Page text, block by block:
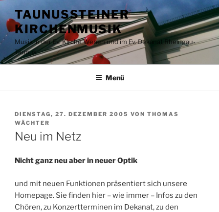
Inhalt
springen
TAUNUSSTEINER
KIRCHENMUSIK
Musik in der Ev. Kirche Wehen und im Ev. Dekanat Rheingau-
Taunus
Menü
VERÖFFENTLICHT
AM
DIENSTAG, 27. DEZEMBER 2005 VON THOMAS
WÄCHTER
Neu im Netz
Nicht ganz neu aber in neuer Optik
und mit neuen Funktionen präsentiert sich unsere
Homepage. Sie finden hier – wie immer – Infos zu den
Chören, zu Konzertterminen im Dekanat, zu den